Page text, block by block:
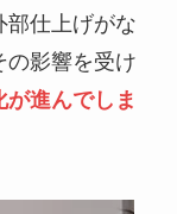
部仕上げがな
の影響を受け
が進んでしま